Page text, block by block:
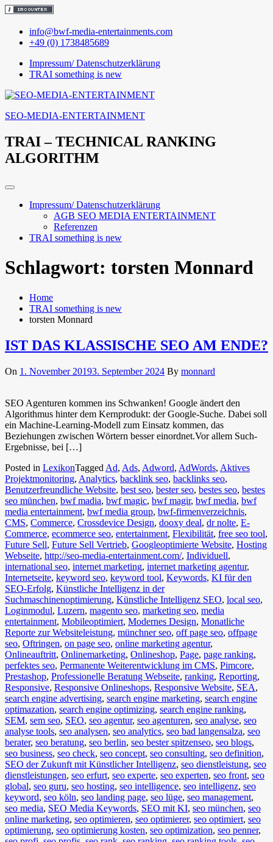
Skip
info@bwf-media-entertainments.com
+49 (0) 1738485689
Impressum/ Datenschutzerklärung
TRAI something is new
SEO-MEDIA-ENTERTAINMENT
TRAI – TECHNICAL RANKING
ALGORITHM
Impressum/ Datenschutzerklärung
AGB SEO MEDIA ENTERTAINMENT
Referenzen
TRAI something is new
Schlagwort: torsten Monnard
Home
TRAI something is new
torsten Monnard
IST DAS KLASSISCHE SEO AM ENDE?
On 1. November 20193. September 2024 By monnard
SEO Agenturen kommen ins Schwanken! Google ändert den
Algorithmus hinter dem Kernprodukt: der Google-Suche. Dabei soll
ein Machine-Learning-Modell zum Einsatz kommen, das
Beziehungen zwischen Wörtern besser einordnet.Vor allem Such-
Ergebnisse, bei […]
Posted in LexikonTagged Ad, Ads, Adword, AdWords, Aktives
Projektmonitoring, Analytics, backlink seo, backlinks seo,
Benutzerfreundliche Website, best seo, bester seo, bestes seo, bestes
seo münchen, bwf madia, bwf magic, bwf magir, bwf media, bwf
media entertainment, bwf media group, bwf-firmenverzeichnis,
CMS, Commerce, Crossdevice Design, dooxy deal, dr nolte, E-
Commerce, ecommerce seo, entertainment, Flexibilität, free seo tool,
Future Sell, Future Sell Vertrieb, Googleoptimierte Website, Hosting
Webseite, http://seo-media-entertainment.com/, Individuell,
international seo, internet marketing, internet marketing agentur,
Internetseite, keyword seo, keyword tool, Keywords, KI für den
SEO-Erfolg, Künstliche Intelligenz in der
Suchmaschinenoptimierung, Künstliche Intelligenz SEO, local seo,
Loginmodul, Luzern, magento seo, marketing seo, media
entertainment, Mobileoptimiert, Modernes Design, Monatliche
Reporte zur Websiteleistung, münchner seo, off page seo, offpage
seo, Oftringen, on page seo, online marketing agentur,
Onlineauftritt, Onlinemarketing, Onlineshop, Page, page ranking,
perfektes seo, Permanente Weiterentwicklung im CMS, Pimcore,
Prestashop, Professionelle Beratung Webseite, ranking, Reporting,
Responsive, Responsive Onlineshops, Responsive Website, SEA,
search engine advertising, search engine marketing, search engine
optimazation, search engine optimizing, search engine ranking,
SEM, sem seo, SEO, seo agentur, seo agenturen, seo analyse, seo
analyse tools, seo analysen, seo analytics, seo bad langensalza, seo
berater, seo beratung, seo berlin, seo bester spitzenseo, seo blogs,
seo business, seo check, seo concept, seo consulting, seo definition,
SEO der Zukunft mit Künstlicher Intelligenz, seo dienstleistung, seo
dienstleistungen, seo erfurt, seo experte, seo experten, seo front, seo
global, seo guru, seo hosting, seo intelligence, seo intelligenz, seo
keyword, seo köln, seo landing page, seo lüge, seo management,
seo media, SEO Media Keywords, SEO mit KI, seo münchen, seo
online marketing, seo optimieren, seo optimierer, seo optimiert, seo
optimierung, seo optimierung kosten, seo optimization, seo penner,